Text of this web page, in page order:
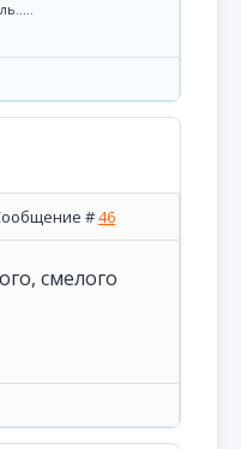
#46
смелого